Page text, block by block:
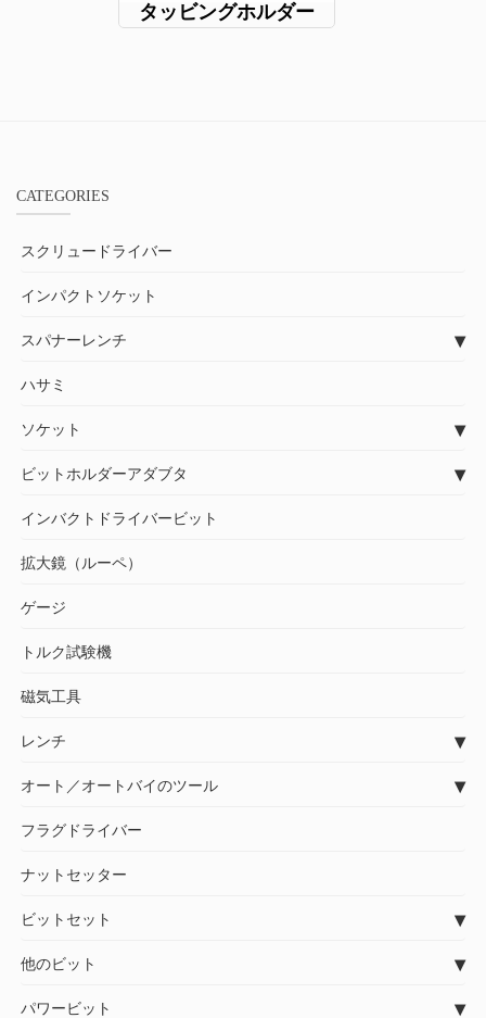
タッビングホルダー
CATEGORIES
スクリュードライバー
インパクトソケット
スパナーレンチ
ハサミ
ソケット
ビットホルダーアダブタ
インバクトドライバービット
拡大鏡（ルーペ）
ゲージ
トルク試験機
磁気工具
レンチ
オート／オートバイのツール
フラグドライバー
ナットセッター
ビットセット
他のビット
パワービット